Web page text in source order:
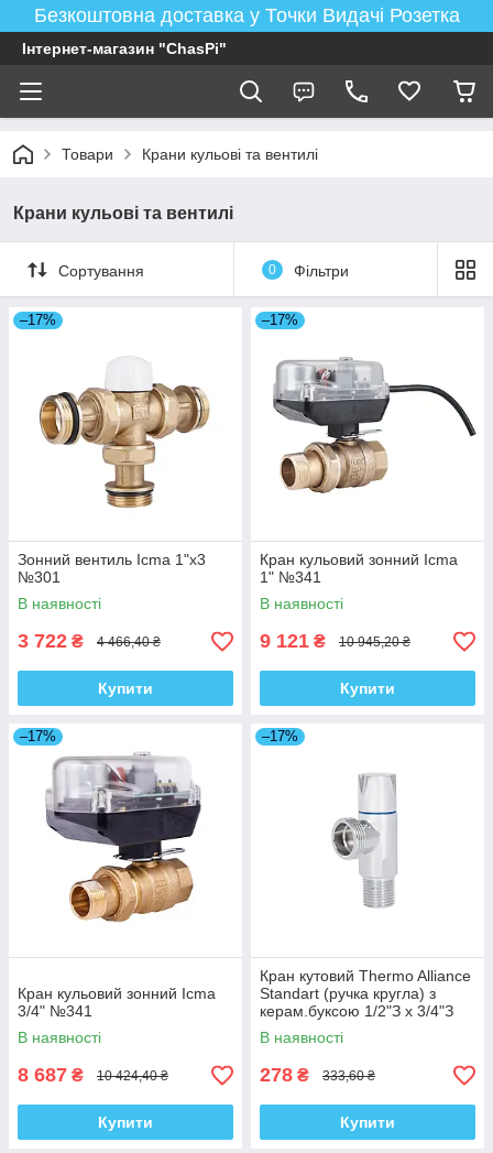
Безкоштовна доставка у Точки Видачі Розетка
Інтернет-магазин "ChasPi"
Товари Крани кульові та вентилі
Крани кульові та вентилі
Сортування 0 Фільтри
–17%
Зонний вентиль Icma 1"х3
№301
В наявності
3 722 ₴ 4 466,40 ₴
Купити
–17%
Кран кульовий зонний Icma
1" №341
В наявності
9 121 ₴ 10 945,20 ₴
Купити
–17%
Кран кульовий зонний Icma
3/4" №341
В наявності
8 687 ₴ 10 424,40 ₴
Купити
–17%
Кран кутовий Thermo Alliance
Standart (ручка кругла) з
керам.буксою 1/2"З х 3/4"З
SF342W1520
В наявності
278 ₴ 333,60 ₴
Купити